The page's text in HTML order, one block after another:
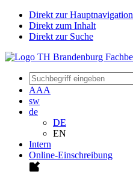
Direkt zur Hauptnavigation
Direkt zum Inhalt
Direkt zur Suche
AAA
sw
de
DE
EN
Intern
Online-Einschreibung